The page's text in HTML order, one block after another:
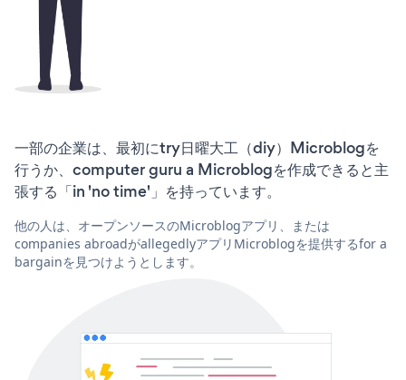
一部の企業は、最初にtry日曜大工（diy）Microblogを
行うか、computer guru a Microblogを作成できると主
張する「in 'no time'」を持っています。
他の人は、オープンソースのMicroblogアプリ、または
companies abroadがallegedlyアプリMicroblogを提供するfor a
bargainを見つけようとします。